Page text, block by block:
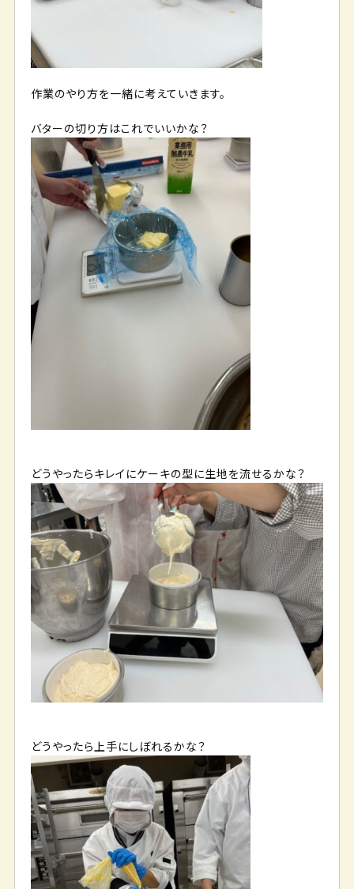
作業のやり方を一緒に考えていきます。
バターの切り方はこれでいいかな？
どうやったらキレイにケーキの型に生地を流せるかな？
どうやったら上手にしぼれるかな？